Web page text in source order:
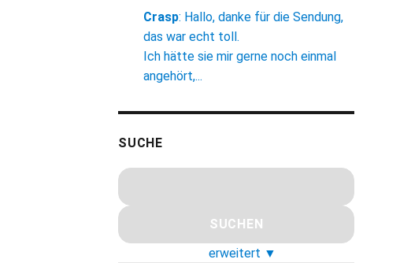
Crasp: Hallo, danke für die Sendung,
das war echt toll.
Ich hätte sie mir gerne noch einmal
angehört,...
SUCHE
erweitert ▼